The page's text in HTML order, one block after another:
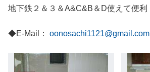
地下鉄２＆３＆A&C&B＆D使えて便利
◆E-Mail： oonosachi1121@gmail.com